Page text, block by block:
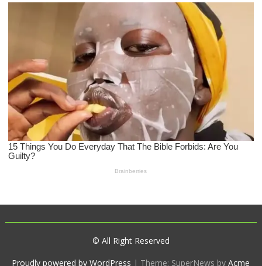
© All Right Reserved
Proudly powered by WordPress | Theme: SuperNews byAcme